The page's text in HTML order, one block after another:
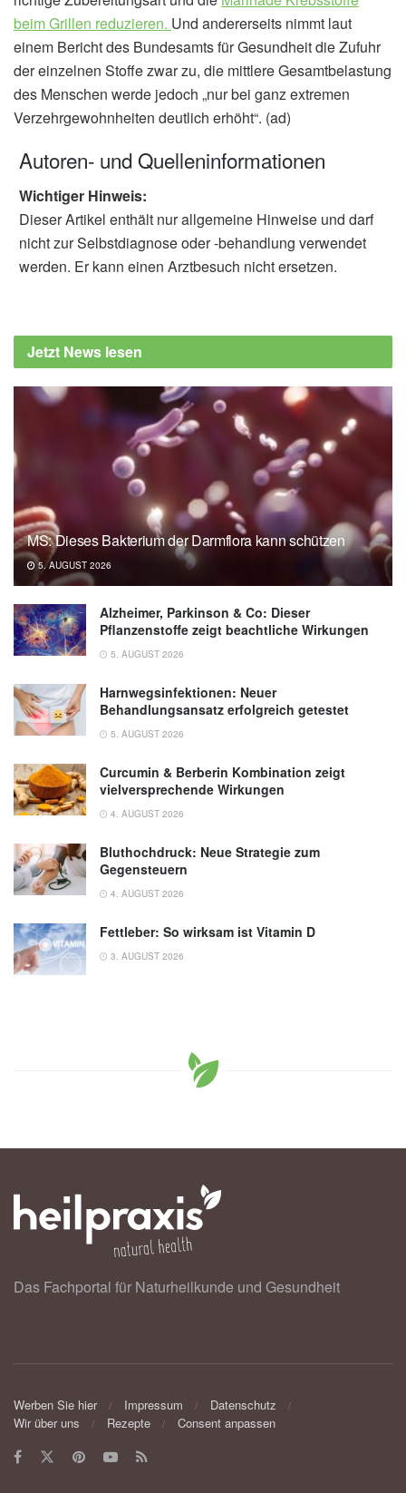
beim Grillen reduzieren. Und andererseits nimmt laut
einem Bericht des Bundesamts für Gesundheit die Zufuhr
der einzelnen Stoffe zwar zu, die mittlere Gesamtbelastung
des Menschen werde jedoch „nur bei ganz extremen
Verzehrgewohnheiten deutlich erhöht“. (ad)
Autoren- und Quelleninformationen
Wichtiger Hinweis:
Dieser Artikel enthält nur allgemeine Hinweise und darf
nicht zur Selbstdiagnose oder -behandlung verwendet
werden. Er kann einen Arztbesuch nicht ersetzen.
Jetzt News lesen
MS: Dieses Bakterium der Darmflora kann schützen
5. AUGUST 2026
Alzheimer, Parkinson & Co: Dieser
Pflanzenstoffe zeigt beachtliche Wirkungen
5. AUGUST 2026
Harnwegsinfektionen: Neuer
Behandlungsansatz erfolgreich getestet
5. AUGUST 2026
Curcumin & Berberin Kombination zeigt
vielversprechende Wirkungen
4. AUGUST 2026
Bluthochdruck: Neue Strategie zum
Gegensteuern
4. AUGUST 2026
Fettleber: So wirksam ist Vitamin D
3. AUGUST 2026
Das Fachportal für Naturheilkunde und Gesundheit
Werben Sie hier Impressum
Datenschutz
Wir über uns
Rezepte Consent anpassen